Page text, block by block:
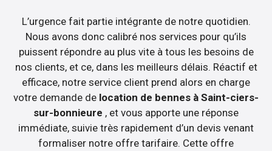
L’urgence fait partie intégrante de notre quotidien.
Nous avons donc calibré nos services pour qu’ils
puissent répondre au plus vite à tous les besoins de
nos clients, et ce, dans les meilleurs délais. Réactif et
efficace, notre service client prend alors en charge
votre demande de location de bennes à Saint-ciers-
sur-bonnieure , et vous apporte une réponse
immédiate, suivie très rapidement d’un devis venant
formaliser notre offre tarifaire. Cette offre